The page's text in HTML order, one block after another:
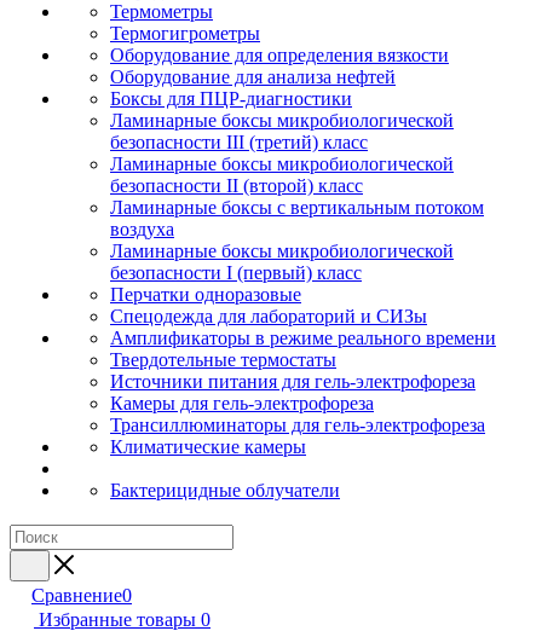
Термометры
Термогигрометры
Оборудование для определения вязкости
Оборудование для анализа нефтей
Боксы для ПЦР-диагностики
Ламинарные боксы микробиологической
безопасности III (третий) класс
Ламинарные боксы микробиологической
безопасности II (второй) класс
Ламинарные боксы с вертикальным потоком
воздуха
Ламинарные боксы микробиологической
безопасности I (первый) класс
Перчатки одноразовые
Спецодежда для лабораторий и СИЗы
Амплификаторы в режиме реального времени
Твердотельные термостаты
Источники питания для гель-электрофореза
Камеры для гель-электрофореза
Трансиллюминаторы для гель-электрофореза
Климатические камеры
Бактерицидные облучатели
Сравнение0
Избранные товары 0